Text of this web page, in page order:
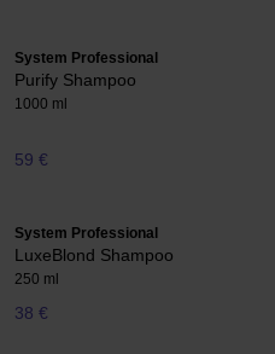
System Professional
Purify Shampoo
1000 ml
59 €
System Professional
LuxeBlond Shampoo
250 ml
38 €